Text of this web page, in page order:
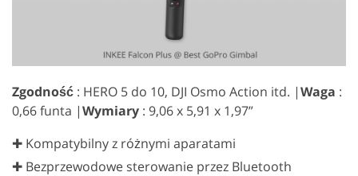
Zgodność : HERO 5 do 10, DJI Osmo Action itd. |Waga :
0,66 funta |Wymiary : 9,06 x 5,91 x 1,97”
✚ Kompatybilny z różnymi aparatami
✚ Bezprzewodowe sterowanie przez Bluetooth